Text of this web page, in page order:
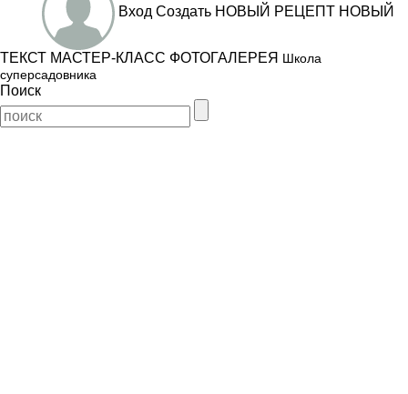
Вход Создать НОВЫЙ РЕЦЕПТ НОВЫЙ
ТЕКСТ МАСТЕР-КЛАСС ФОТОГАЛЕРЕЯ Школа
суперсадовника
Поиск